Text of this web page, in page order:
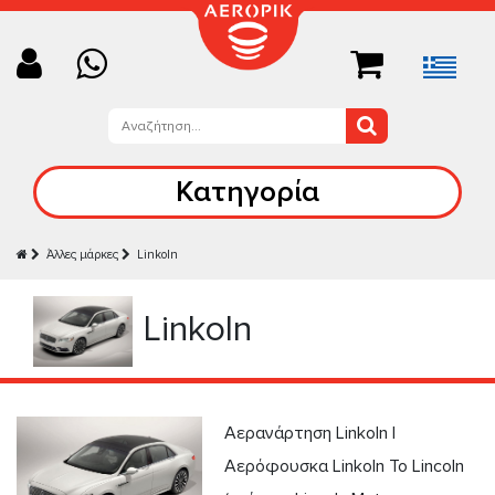
Κατηγορία
Άλλες μάρκες Linkoln
Linkoln
Αερανάρτηση Linkoln |
Αερόφουσκα Linkoln Το Lincoln